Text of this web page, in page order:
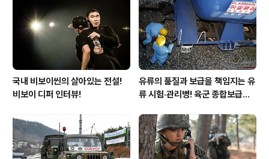
가 눈에 확 들어온다. 가격 또한 10개 세트 3,000원 미만
으로 저렴한 편이다. "국내 정식 통관된 샤오미 체중계!" 기
존의 샤오미 체중계는 k..
국내 비보이씬의 살아있는 전설!
비보이 디퍼 인터뷰!
유류의 품질과 보급을 책임지는 유
류 시험·관리병! 육군 종합보급창